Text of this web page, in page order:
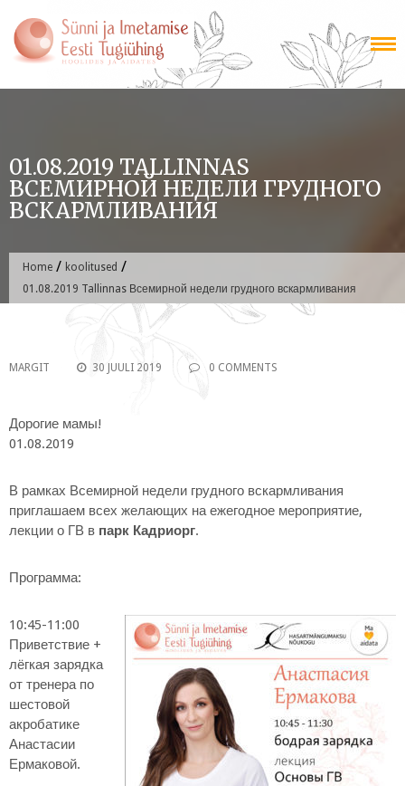
content
01.08.2019 TALLINNAS
ВСЕМИРНОЙ НЕДЕЛИ ГРУДНОГО
ВСКАРМЛИВАНИЯ
Home / koolitused /
01.08.2019 Tallinnas Всемирной недели грудного вскармливания
MARGIT 30 JUULI 2019 0 COMMENTS
Дорогие мамы!
01.08.2019
В рамках Всемирной недели грудного вскармливания
приглашаем всех желающих на ежегодное мероприятие,
лекции о ГВ в парк Кадриорг.
Программа:
10:45-11:00
Приветствие +
лёгкая зарядка
от тренера по
шестовой
акробатике
Анастасии
Ермаковой.